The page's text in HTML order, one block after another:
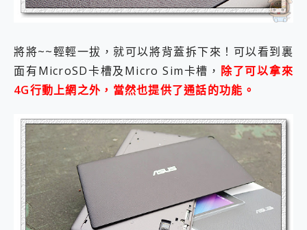
將將~~輕輕一拔，就可以將背蓋拆下來！ 可以看到裏
面有MicroSD卡槽及Micro Sim卡槽， 除了可以拿來
4G行動上網之外，當然也提供了通話的功能。